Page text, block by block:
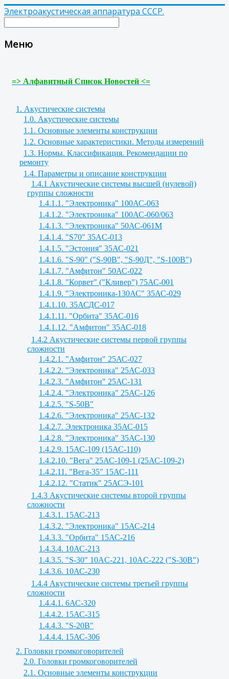
Электроакустическая аппаратура СССР.
Меню
=> Алфавитный Список Новостей <=
1. Акустические системы
1.0. Акустические системы
1.1. Основные элементы конструкции
1.2. Основные характеристики. Методы измерений
1.3. Нормы. Классификация. Рекомендации по
ремонту
1.4. Параметры и описание конструкции
1.4.1 Акустические системы высшей (нулевой)
группы сложности
1.4.1.1. "Электроника" 100АС-063
1.4.1.2. "Электроника" 100АС-060/063
1.4.1.3. "Электроника" 50АС-061М
1.4.1.4. "S70" 35AC-013
1.4.1.5. "Эстония" 35АС-021
1.4.1.6. "S-90" ("S-90B", "S-90Д", "S-100B")
1.4.1.7. "Амфитон" 50АС-022
1.4.1.8. "Корвет" ("Кливер") 75АС-001
1.4.1.9. "Электроника-130АС" 35АС-029
1.4.1.10. 35АСДС-017
1.4.1.11. "Орбита" 35АС-016
1.4.1.12. "Амфитон" 35АС-018
1.4.2 Акустические системы первой группы
сложности
1.4.2.1. "Амфитон" 25АС-027
1.4.2.2. "Электроника" 25АС-033
1.4.2.3. "Амфитон" 25АС-131
1.4.2.4. "Электроника" 25АС-126
1.4.2.5. "S-50B"
1.4.2.6. "Электроника" 25АС-132
1.4.2.7. Электроника 35АС-015
1.4.2.8. "Электроника" 35АС-130
1.4.2.9. 15АС-109 (15АС-110)
1.4.2.10. "Вега" 25АС-109-1 (25АС-109-2)
1.4.2.11. "Вега-35" 15АС-111
1.4.2.12. "Статик" 25АСЭ-101
1.4.3 Акустические системы второй группы
сложности
1.4.3.1. 15АС-213
1.4.3.2. "Электроника" 15АС-214
1.4.3.3. "Орбита" 15АС-216
1.4.3.4. 10АС-213
1.4.3.5. "S-30" 10AC-221, 10AC-222 ("S-30B")
1.4.3.6. 10АС-230
1.4.4 Акустические системы третьей группы
сложности
1.4.4.1. 6АС-320
1.4.4.2. 15АС-315
1.4.4.3. "S-20B"
1.4.4.4. 15АС-306
2. Головки громкоговорителей
2.0. Головки громкоговорителей
2.1. Основные элементы конструкции